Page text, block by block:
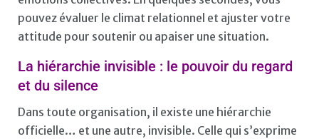
pouvez évaluer le climat relationnel et ajuster votre
attitude pour soutenir ou apaiser une situation.
La hiérarchie invisible : le pouvoir du regard
et du silence
Dans toute organisation, il existe une hiérarchie
officielle… et une autre, invisible. Celle qui s’exprime